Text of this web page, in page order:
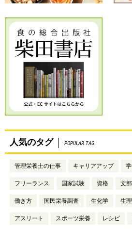
人気のタグ POPULAR TAG
管理栄養士の仕事 キャリアアップ
フリーランス 国家試験 資格 文
働き方 国民栄養調査 生化学 生
アスリート スポーツ栄養 レシピ